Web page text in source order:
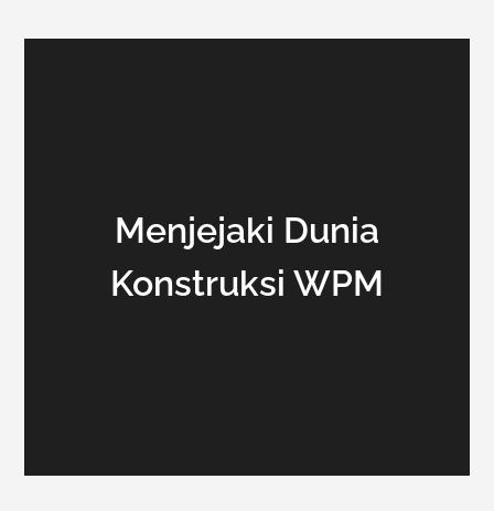
Menjejaki Dunia
Konstruksi WPM